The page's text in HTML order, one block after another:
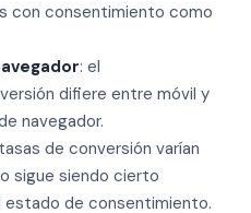
con consentimiento como
: el
difiere entre móvil y
navegador.
de conversión varían
sigue siendo cierto
de consentimiento.